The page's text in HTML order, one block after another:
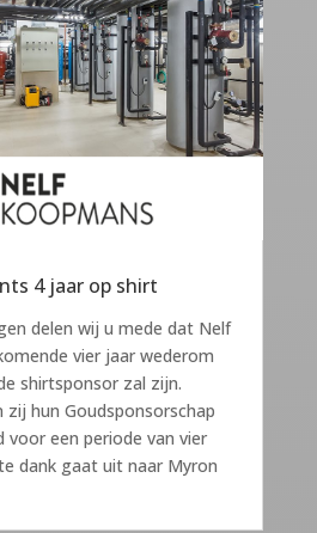
4 jaar op shirt
delen wij u mede dat Nelf
vier jaar wederom
shirtsponsor zal zijn.
zij hun Goudsponsorschap
voor een periode van vier
dank gaat uit naar Myron